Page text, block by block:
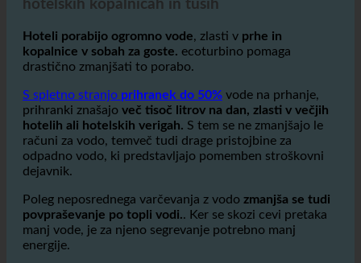
hotelskih kopalnicah in tuših
Hoteli porabijo ogromno vode
kopalnice v sobah za goste. ecoturbino pomaga
drastično zmanjšati to porabo.
S spletno stranjoprihranek do 50%vode na prhanje,
prihranki znašajoveč tisoč litrov na dan, zlasti v večjih
hotelih ali hotelskih verigah. S tem se ne zmanjšajo le
računi za vodo, temveč tudi drage pristojbine za
odpadno vodo, ki predstavljajo pomemben stroškovni
dejavnik.
Poleg neposrednega varčevanja z vodo
zmanjša se tudi
povpraševanje po topli vodi.